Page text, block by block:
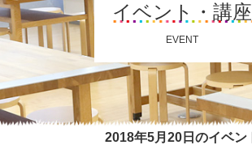
イベント・講座
EVENT
2018年5月20日のイベン